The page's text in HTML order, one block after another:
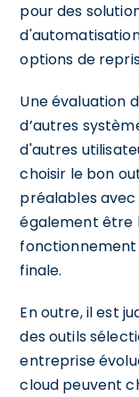
pour des
options de
Une évaluation
d’autres
d'autres
choisir le bon
préalables
également être
fonctionnement
finale.
En outre, il est
des outils
entreprise
cloud peuvent